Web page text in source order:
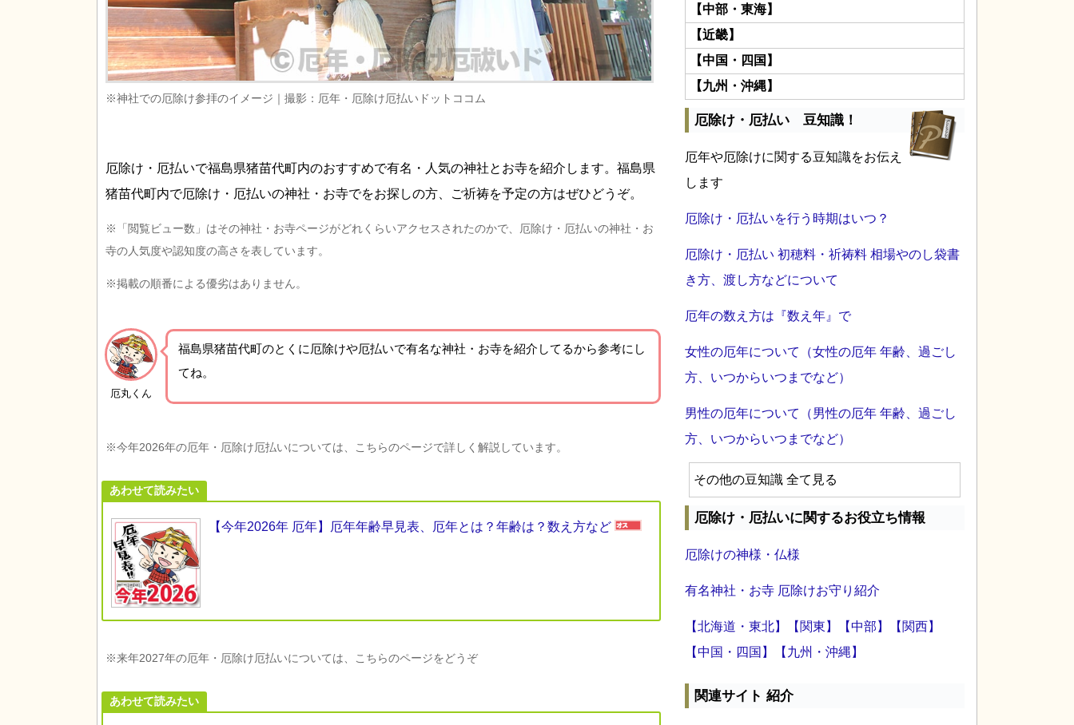
※神社での厄除け参拝のイメージ｜撮影：厄年・厄除け厄払いドットココム
厄除け・厄払いで福島県猪苗代町内のおすすめで有名・人気の神社とお寺を紹介します。福島県
猪苗代町内で厄除け・厄払いの神社・お寺でをお探しの方、ご祈祷を予定の方はぜひどうぞ。
※「閲覧ビュー数」はその神社・お寺ページがどれくらいアクセスされたのかで、厄除け・厄払いの神社・お
寺の人気度や認知度の高さを表しています。
※掲載の順番による優劣はありません。
厄丸くん
福島県猪苗代町のとくに厄除けや厄払いで有名な神社・お寺を紹介 してるから参考にし
てね。
※今年2026年の厄年・厄除け厄払いについては、こちらのページで詳しく解説しています。
あわせて読みたい
【今年2026年 厄年】厄年年齢早見表、厄年とは？年齢は？数え方など
※来年2027年の厄年・厄除け厄払いについては、こちらのページをどうぞ
あわせて読みたい
【中部・東海】
【近畿】
【中国・四国】
【九州・沖縄】
厄除け・厄払い 豆知識！
厄年や厄除けに関する豆知識をお伝え
します
厄除け・厄払いを行う時期はいつ？
厄除け・厄払い 初穂料・祈祷料 相場やのし袋書
き方、渡し方などについて
厄年の数え方は『数え年』で
女性の厄年について（女性の厄年 年齢、過ごし
方、いつからいつまでなど）
男性の厄年について（男性の厄年 年齢、過ごし
方、いつからいつまでなど）
その他の豆知識 全て見る
厄除け・厄払いに関するお役立ち情報
厄除けの神様・仏様
有名神社・お寺 厄除けお守り紹介
【北海道・東北】 【関東】 【中部】
【関西】
【中国・四国】
【九州・沖縄】
関連サイト 紹介